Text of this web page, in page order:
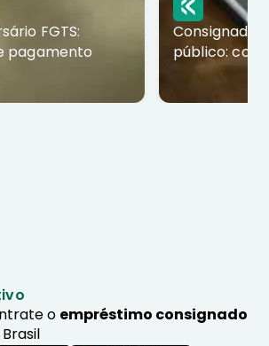
FGTS:
pagamento
Consignado
público:
o empréstimo consignado